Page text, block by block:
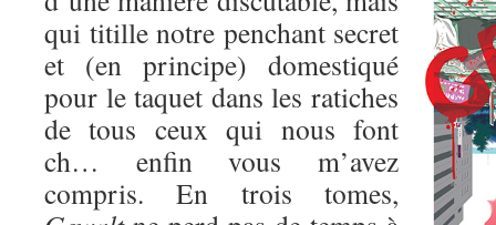
qui titille notre penchant secret
et (en principe) domestiqué
pour le taquet dans les ratiches
de tous ceux qui nous font
ch… enfin vous m’avez
compris. En trois tomes,